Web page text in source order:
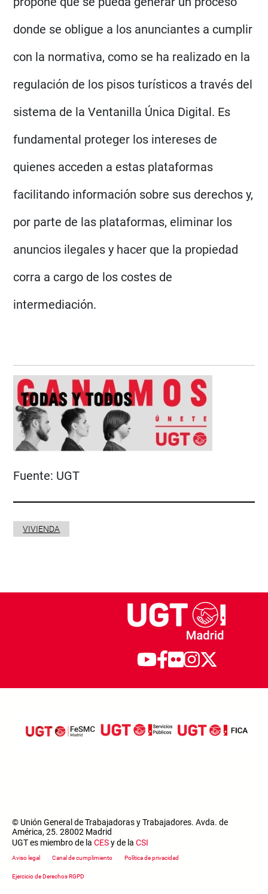
donde se obligue a los anunciantes a cumplir
con la normativa, como se ha realizado en la
regulación de los pisos turísticos a través del
sistema de la Ventanilla Única Digital. Es
fundamental proteger los intereses de
quienes acceden a estas plataformas
facilitando información sobre sus derechos y,
por parte de las plataformas, eliminar los
anuncios ilegales y hacer que la propiedad
corra a cargo de los costes de
intermediación.
Fuente: UGT
VIVIENDA
© Unión General de Trabajadoras y Trabajadores. Avda. de
América, 25. 28002 Madrid
UGT es miembro de la CESy de la CSI
Footer menu
Aviso legal Canal de cumplimiento Política de privacidad
Ejercicio de Derechos RGPD